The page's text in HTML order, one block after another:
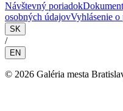
Návštevný poriadok
osobných údajovVyhlásenie o
SK
/
EN
© 2026 Galéria mesta